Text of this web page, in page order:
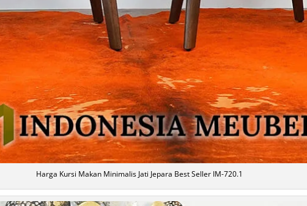
Harga Kursi Makan Minimalis Jati Jepara Best Seller IM-720.1